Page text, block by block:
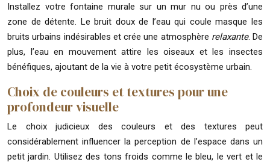
Installez votre fontaine murale sur un mur nu ou près d’une
zone de détente. Le bruit doux de l’eau qui coule masque les
bruits urbains indésirables et crée une atmosphère relaxante. De
plus, l’eau en mouvement attire les oiseaux et les insectes
bénéfiques, ajoutant de la vie à votre petit écosystème urbain.
Choix de couleurs et textures pour une
profondeur visuelle
Le choix judicieux des couleurs et des textures peut
considérablement influencer la perception de l’espace dans un
petit jardin. Utilisez des tons froids comme le bleu, le vert et le